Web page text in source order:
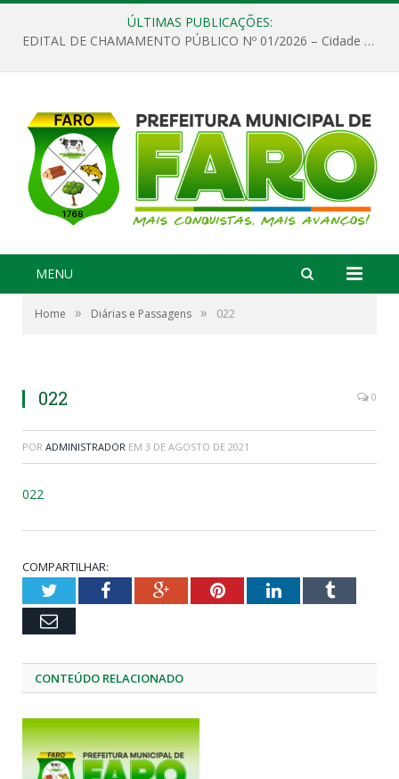
ÚLTIMAS PUBLICAÇÕES:
EDITAL DE CHAMAMENTO PÚBLICO Nº 01/2026 – Cidade de Faro
MENU
Home » Diárias e Passagens » 022
022 0
POR ADMINISTRADOR EM 3 DE AGOSTO DE 2021
022
COMPARTILHAR:
TwitterFacebookGoogle+PinterestLinkedInTumblr
Email
CONTEÚDO RELACIONADO